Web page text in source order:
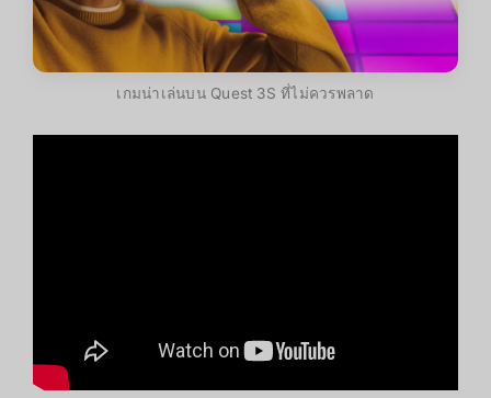
เกมน่าเล่นบน Quest 3S ที่ไม่ควรพลาด